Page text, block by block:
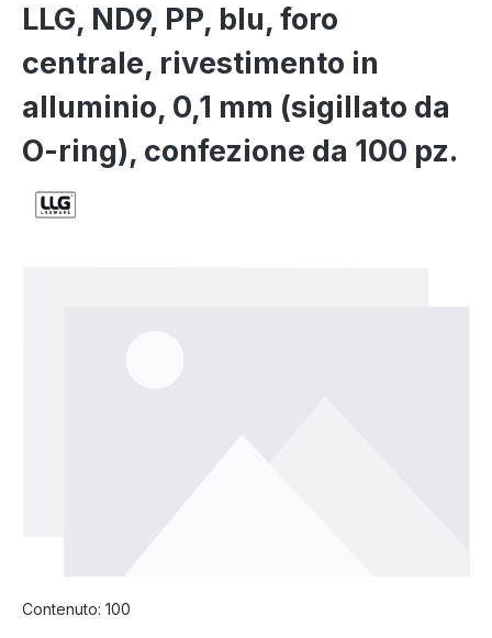
LLG, ND9, PP, blu, foro
centrale, rivestimento in
alluminio, 0,1 mm (sigillato da
O-ring), confezione da 100 pz.
Contenuto: 100